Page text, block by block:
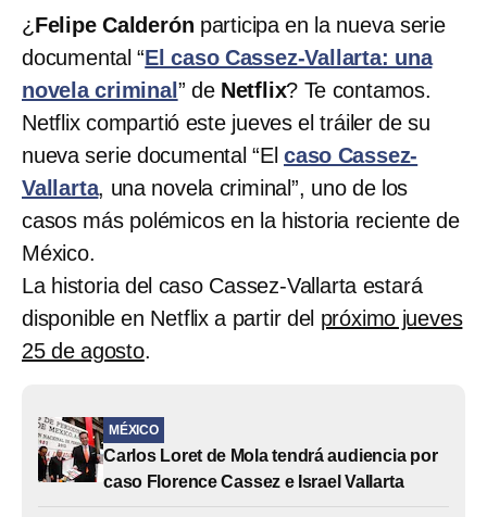
¿ Felipe Calderón participa en la nueva serie
documental “El caso Cassez-Vallarta: una
novela criminal ” de Netflix? Te contamos.
Netflix compartió este jueves el tráiler de su
nueva serie documental “Elcaso Cassez-
Vallarta, una novela criminal”, uno de los
casos más polémicos en la historia reciente de
México.
La historia del caso Cassez-Vallarta estará
disponible en Netflix a partir del próximo jueves
25 de agosto.
MÉXICO
Carlos Loret de Mola tendrá audiencia por
caso Florence Cassez e Israel Vallarta